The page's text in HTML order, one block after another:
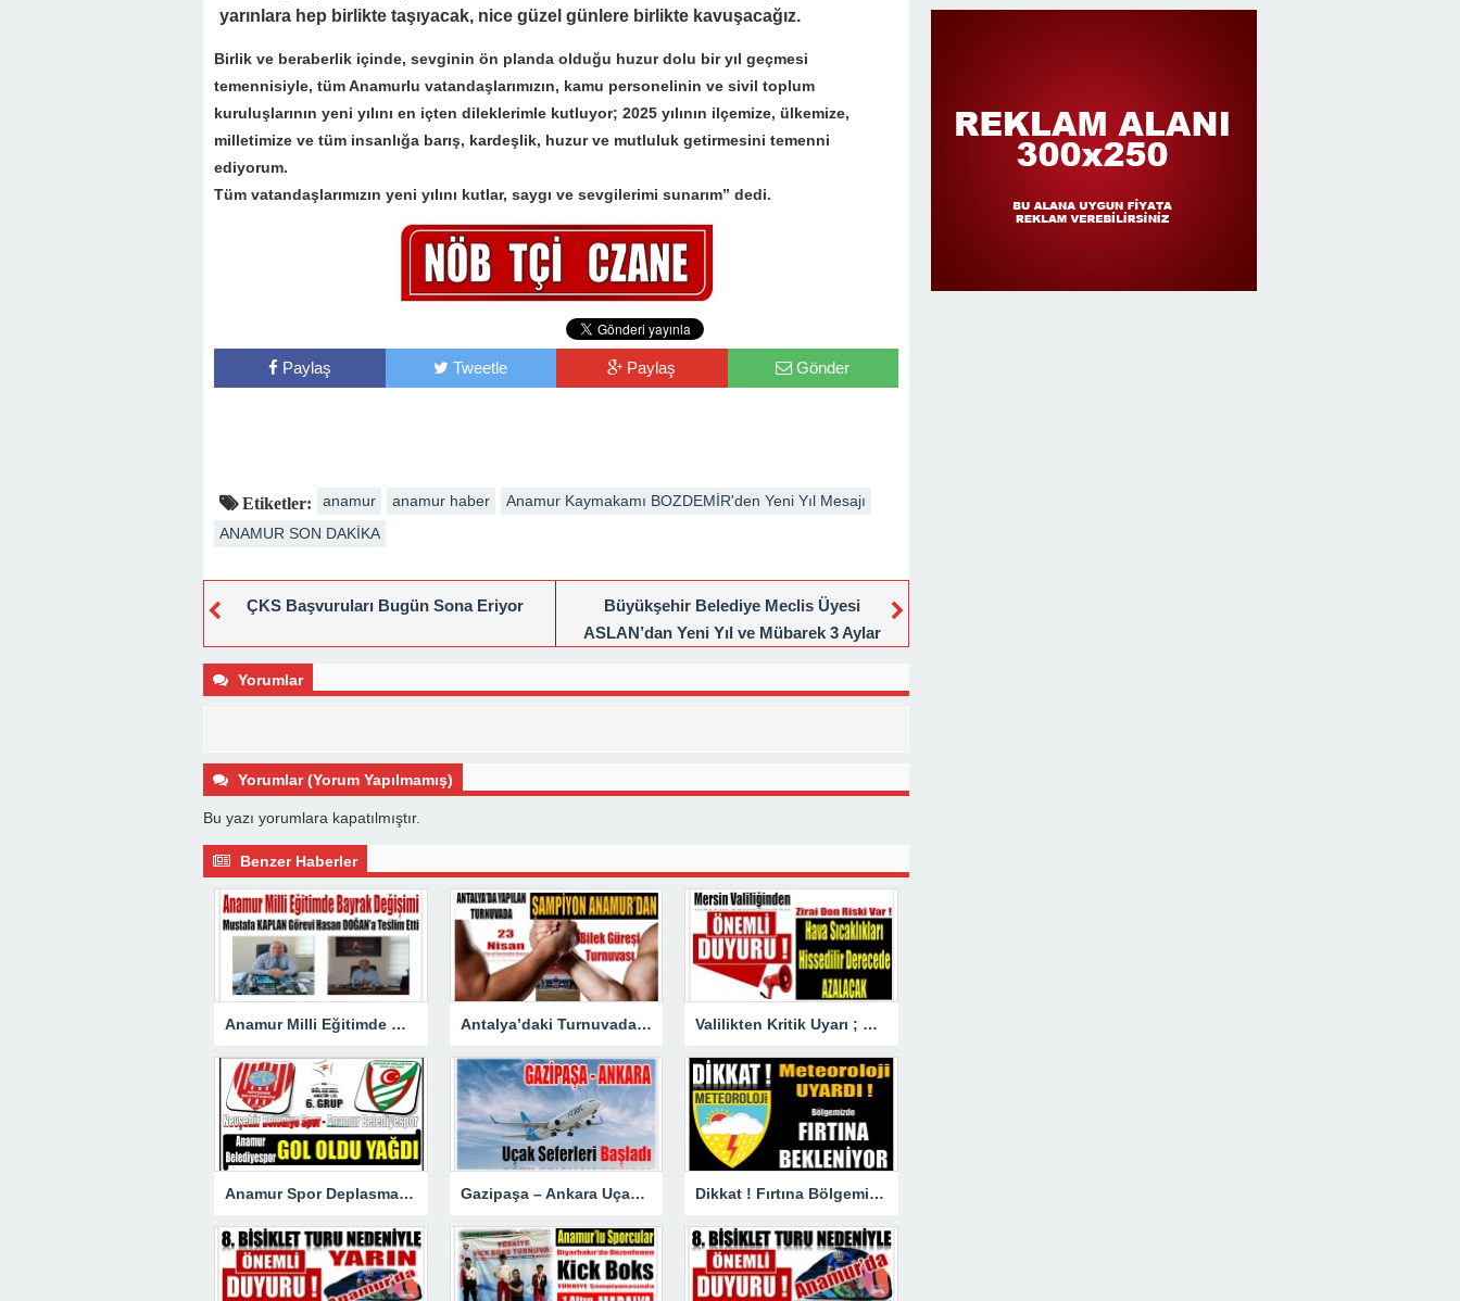
yarınlara hep birlikte taşıyacak, nice güzel günlere birlikte kavuşacağız.
Birlik ve beraberlik içinde, sevginin ön planda olduğu huzur dolu bir yıl geçmesi
temennisiyle, tüm Anamurlu vatandaşlarımızın, kamu personelinin ve sivil toplum
kuruluşlarının yeni yılını en içten dileklerimle kutluyor; 2025 yılının ilçemize, ülkemize,
milletimize ve tüm insanlığa barış, kardeşlik, huzur ve mutluluk getirmesini temenni
ediyorum.
Tüm vatandaşlarımızın yeni yılını kutlar, saygı ve sevgilerimi sunarım” dedi.
Paylaş Tweetle Paylaş Gönder
Etiketler: anamur anamur haber
Anamur Kaymakamı BOZDEMİR'den Yeni Yıl Mesajı
ANAMUR SON DAKİKA
ÇKS Başvuruları Bugün Sona Eriyor
Büyükşehir Belediye Meclis Üyesi
ASLAN’dan Yeni Yıl ve Mübarek 3 Aylar
Yorumlar
Yorumlar (Yorum Yapılmamış)
Bu yazı yorumlara kapatılmıştır.
Benzer Haberler
Anamur Milli Eğitimde Görev Değişimi : Hasan DOĞAN Atandı Antalya’daki Turnuvada Şampiyon Anamur’dan Valilikten Kritik Uyarı ; Hava Sıcaklığı Hissedilir Derecede Azalacak!
Anamur Spor Deplasmanda Gol Oldu Yağdı! Gazipaşa – Ankara Uçak Seferleri Başladı Dikkat ! Fırtına Bölgemizde Etkili Olacak